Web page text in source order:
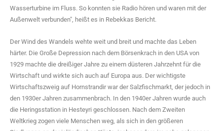
Wasserturbine im Fluss. So konnten sie Radio hören und waren mit der
Außenwelt verbunden", heißt es in Rebekkas Bericht.
Der Wind des Wandels wehte weit und breit und machte das Leben
härter. Die Große Depression nach dem Börsenkrach in den USA von
1929 machte die dreißiger Jahre zu einem düsteren Jahrzehnt für die
Wirtschaft und wirkte sich auch auf Europa aus. Der wichtigste
Wirtschaftszweig auf Hornstrandir war der Salzfischmarkt, der jedoch in
den 1930er Jahren zusammenbrach. In den 1940er Jahren wurde auch
die Heringsstation in Hesteyri geschlossen. Nach dem Zweiten
Weltkrieg zogen viele Menschen weg, als sich in den größeren